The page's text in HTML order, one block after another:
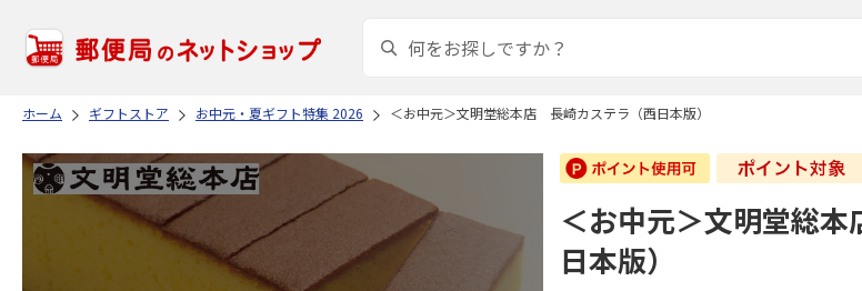
ホーム ギフトストア お中元・夏ギフト特集 2026 ＜お中元＞文明堂総本店 長崎カステラ（西日本版）
＜お中元＞文明堂総
日本版）